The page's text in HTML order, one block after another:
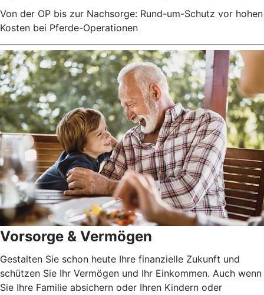
Von der OP bis zur Nachsorge: Rund-um-Schutz vor hohen
Kosten bei Pferde-Operationen
Vorsorge & Vermögen
Gestalten Sie schon heute Ihre finanzielle Zukunft und
schützen Sie Ihr Vermögen und Ihr Einkommen. Auch wenn
Sie Ihre Familie absichern oder Ihren Kindern oder